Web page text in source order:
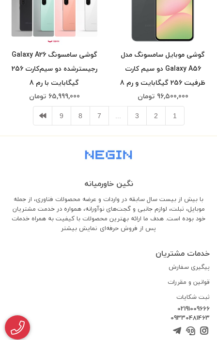
گوشی موبایل سامسونگ مدل
Galaxy A56 دو سیم کارت
ظرفیت 256 گیگابایت و رم 8
گیگابایت {نقدی}
96,500,000 تومان
گوشی سامسونگ Galaxy A26
رجیستر‌شده دو سیم‌کارت 256
گیگابایت با رم 8
گیگابایت{نقدی}
65,999,000 تومان
1
2
3
7
8
9
نگین خاورمیانه
با بیش از بیست سال سابقه در واردات و عرضه محصولات فناوری، از جمله
موبایل، تبلت، لوازم جانبی و گجت‌های نوآورانه، همواره در خدمت مشتریان
خود بوده است. هدف ما ارائه بهترین محصولات با کیفیت به همراه خدمات
پس از فروش حرفه‌ای نمایش بیشتر
خدمات مشتریان
پیگیری سفارش
قوانین و مقررات
ثبت شکایات
02191009666
09330481463